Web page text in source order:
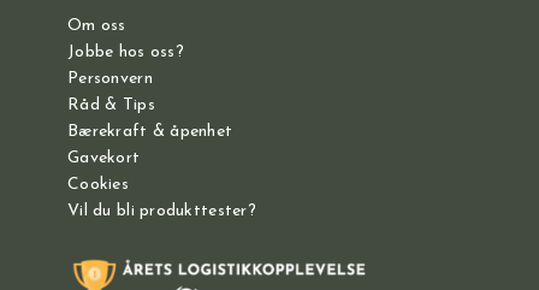
Om oss
Jobbe hos oss?
Personvern
Råd & Tips
Bærekraft & åpenhet
Gavekort
Cookies
Vil du bli produkttester?